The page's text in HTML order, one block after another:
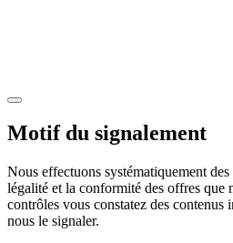
Motif du signalement
Nous effectuons systématiquement
légalité et la conformité des offres que
contrôles vous constatez des contenus
nous le signaler.